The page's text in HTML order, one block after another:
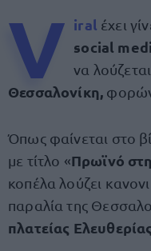
V iral έχει
social
να
Θεσσαλονίκη,
Όπως φαίνεται στο
με τίτλο «Πρωϊνό
κοπέλα λούζει
παραλία της
πλατείας